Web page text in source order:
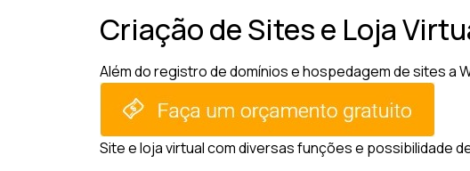
Criação de Sites e Loja
Além do registro de domínios e hospedagem de sites a
Site e loja virtual com diversas funções e possibilidade